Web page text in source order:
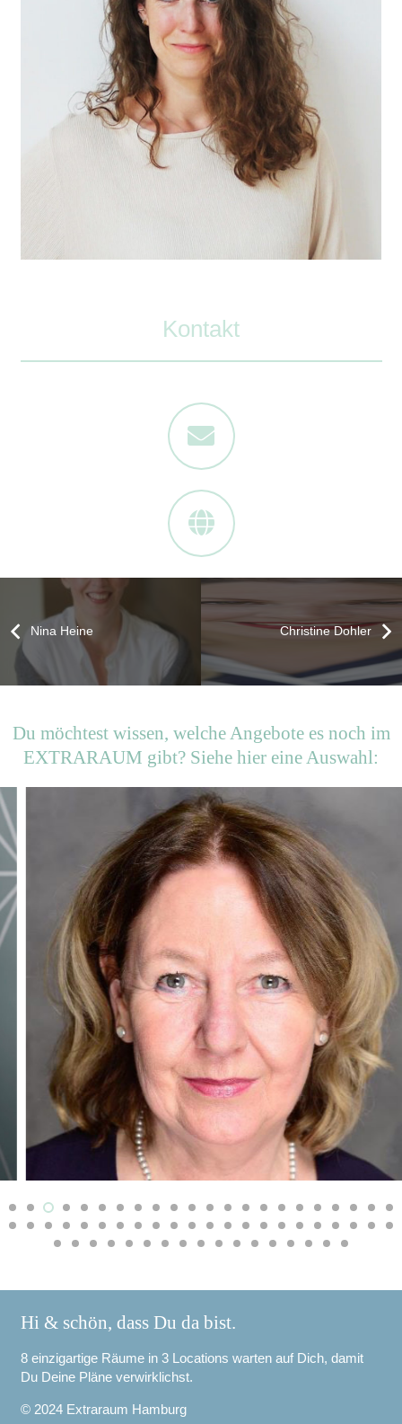
Kontakt
Nina Heine Christine Dohler
Du möchtest wissen, welche Angebote es noch im
EXTRARAUM gibt? Siehe hier eine Auswahl:
Hi & schön, dass Du da bist.
8 einzigartige Räume in 3 Locations warten auf Dich, damit
Du Deine Pläne verwirklichst.
© 2024 Extraraum Hamburg